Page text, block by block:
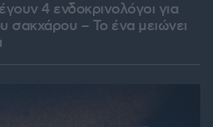
4 ενδοκρινολόγοι για
σακχάρου – Το ένα μειώνει